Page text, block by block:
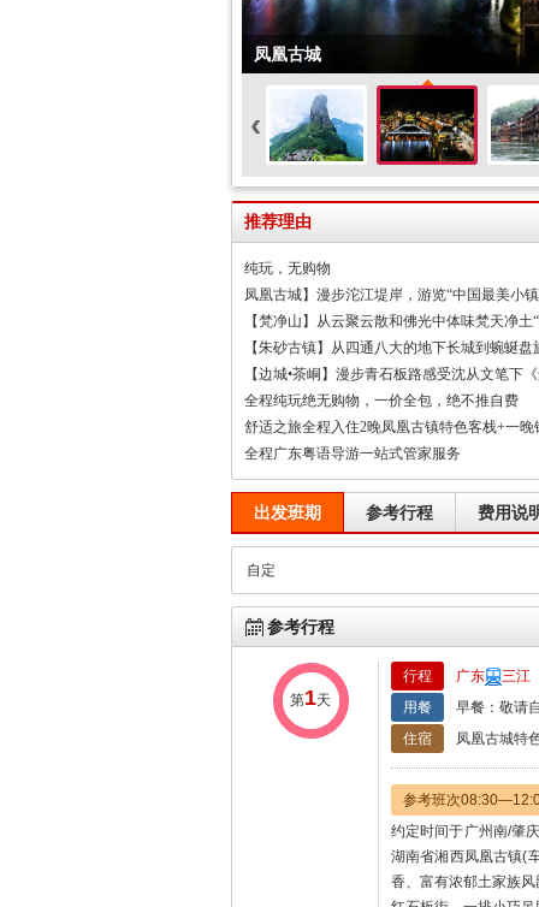
凤凰古城
‹
推荐理由
纯玩，无购物
凤凰古城】漫步沱江堤岸，游览“中国最美小
【梵净山】从云聚云散和佛光中体味梵天净土
【朱砂古镇】从四通八大的地下长城到蜿蜒
【边城•茶峒】漫步青石板路感受沈从文笔下
全程纯玩绝无购物，一价全包，绝不推自费
舒适之旅全程入住2晚凤凰古镇特色客栈+一晚
全程广东粤语导游一站式管家服务
出发班期 参考行程 费用说
自定
参考行程
第1天
行程 广东
三江
用餐
早餐：敬请
住宿
凤凰古城特
参考班次
约定时间于广州南/肇
湖南省湘西凤凰古镇(
香、富有浓郁土家族